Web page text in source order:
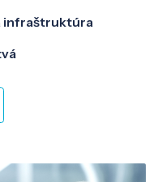
infraštruktúra